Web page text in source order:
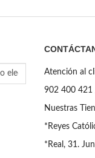
Atención al
902 400
Nuestras
*Reyes
*Real, 31.